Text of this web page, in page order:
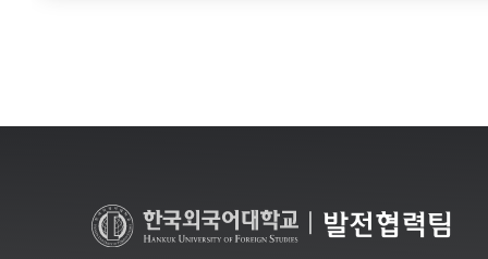
발전협력팀